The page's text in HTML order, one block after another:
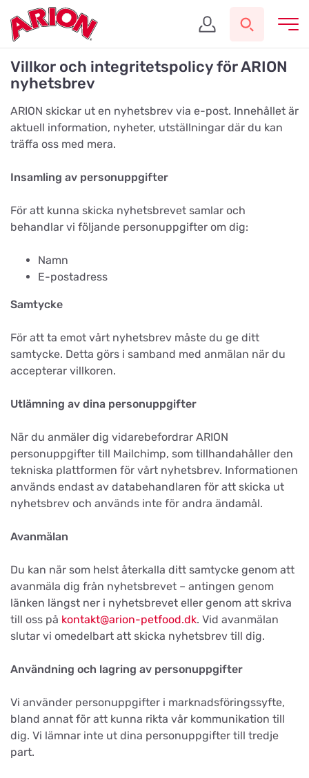
Villkor och integritetspolicy för ARION
nyhetsbrev
ARION skickar ut en nyhetsbrev via e-post. Innehållet är
aktuell information, nyheter, utställningar där du kan
träffa oss med mera.
Insamling av personuppgifter
För att kunna skicka nyhetsbrevet samlar och
behandlar vi följande personuppgifter om dig:
Namn
E-postadress
Samtycke
För att ta emot vårt nyhetsbrev måste du ge ditt
samtycke. Detta görs i samband med anmälan när du
accepterar villkoren.
Utlämning av dina personuppgifter
När du anmäler dig vidarebefordrar ARION
personuppgifter till Mailchimp, som tillhandahåller den
tekniska plattformen för vårt nyhetsbrev. Informationen
används endast av databehandlaren för att skicka ut
nyhetsbrev och används inte för andra ändamål.
Avanmälan
Du kan när som helst återkalla ditt samtycke genom att
avanmäla dig från nyhetsbrevet – antingen genom
länken längst ner i nyhetsbrevet eller genom att skriva
till oss på kontakt@arion-petfood.dk. Vid avanmälan
slutar vi omedelbart att skicka nyhetsbrev till dig.
Användning och lagring av personuppgifter
Vi använder personuppgifter i marknadsföringssyfte,
bland annat för att kunna rikta vår kommunikation till
dig. Vi lämnar inte ut dina personuppgifter till tredje
part.